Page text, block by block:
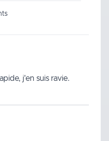
j'en suis ravie.